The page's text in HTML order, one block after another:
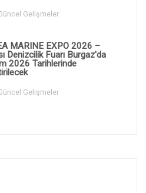
Gelişmeler
MARINE EXPO 2026 –
Denizcilik Fuarı Burgaz'da
2026 Tarihlerinde
Gelişmeler